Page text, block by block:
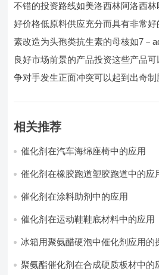
不错的投资路线如美洛西林阿洛西
好价格低原料供应充分而具有非常
素改造为头孢类抗生素的母核如7－
良好市场前景的产品投资这些产品
争对手发生正面冲突可以起到出奇
相关推荐
催化剂在汽车海绵座椅中的应用
催化剂在橡胶跑道塑胶跑道中的应
催化剂在涂料助剂中的应用
催化剂在运动鞋鞋底材料中的应用
冰箱用聚氨醋硬泡中催化剂应用的
聚氨酯催化剂在合成硬质板材中的